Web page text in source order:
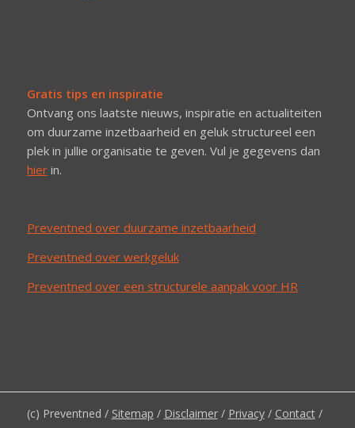
Gratis tips en inspiratie
Ontvang ons laatste nieuws, inspiratie en actualiteiten
om duurzame inzetbaarheid en geluk structureel een
plek in jullie organisatie te geven. Vul je gegevens dan
hierin.
Preventned over duurzame inzetbaarheid
Preventned over werkgeluk
Preventned over een structurele aanpak voor HR
(c) Preventned / Sitemap / Disclaimer/ Privacy/ Contact/